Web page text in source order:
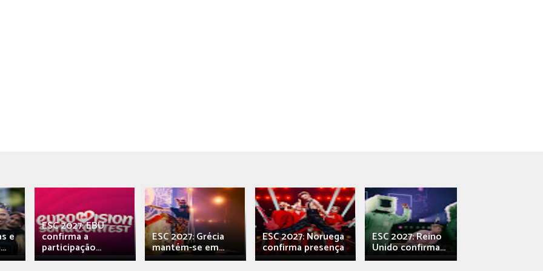
e
ESC 2027: EBU
confirma a
participação...
ESC 2027: Grécia
mantém-se em...
ESC 2027: Noruega
confirma presença
ESC 2027: Reino
Unido confirma...